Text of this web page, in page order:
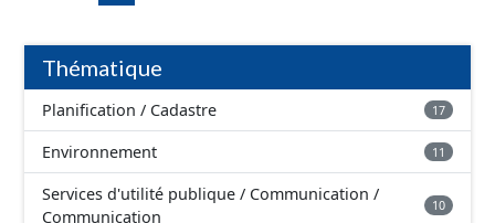
portée à la création de ces données, il est rappelé que
d'un point de vue juridique.
Thématique
Planification / Cadastre 17
Environnement 11
Services d'utilité publique / Communication /
Communication
10